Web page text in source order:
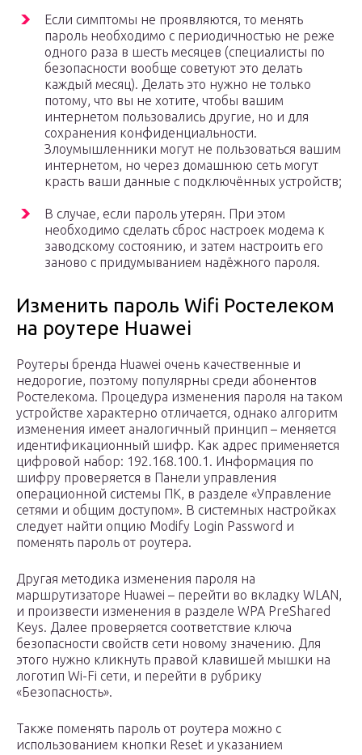
Если симптомы не проявляются, то менять
пароль необходимо с периодичностью не реже
одного раза в шесть месяцев (специалисты по
безопасности вообще советуют это делать
каждый месяц). Делать это нужно не только
потому, что вы не хотите, чтобы вашим
интернетом пользовались другие, но и для
сохранения конфиденциальности.
Злоумышленники могут не пользоваться вашим
интернетом, но через домашнюю сеть могут
красть ваши данные с подключённых устройств;
В случае, если пароль утерян. При этом
необходимо сделать сброс настроек модема к
заводскому состоянию, и затем настроить его
заново с придумыванием надёжного пароля.
Изменить пароль Wifi Ростелеком
на роутере Huawei
Роутеры бренда Huawei очень качественные и
недорогие, поэтому популярны среди абонентов
Ростелекома. Процедура изменения пароля на таком
устройстве характерно отличается, однако алгоритм
изменения имеет аналогичный принцип – меняется
идентификационный шифр. Как адрес применяется
цифровой набор: 192.168.100.1. Информация по
шифру проверяется в Панели управления
операционной системы ПК, в разделе «Управление
сетями и общим доступом». В системных настройках
следует найти опцию Modify Login Password и
поменять пароль от роутера.
Другая методика изменения пароля на
маршрутизаторе Huawei – перейти во вкладку WLAN,
и произвести изменения в разделе WPA PreShared
Keys. Далее проверяется соответствие ключа
безопасности свойств сети новому значению. Для
этого нужно кликнуть правой клавишей мышки на
логотип Wi-Fi сети, и перейти в рубрику
«Безопасность».
Также поменять пароль от роутера можно с
использованием кнопки Reset и указанием